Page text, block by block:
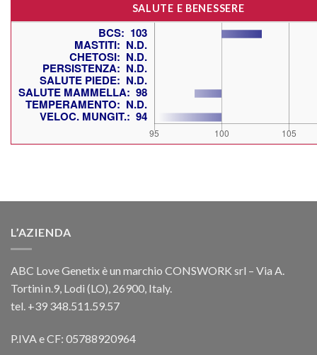
SALUTE E BENESSERE
L’AZIENDA
ABC Love Genetix è un marchio CONSWORK srl – Via A.
Tortini n.9, Lodi (LO), 26900, Italy.
tel. +39 348.511.59.57
P.IVA e CF: 05788920964